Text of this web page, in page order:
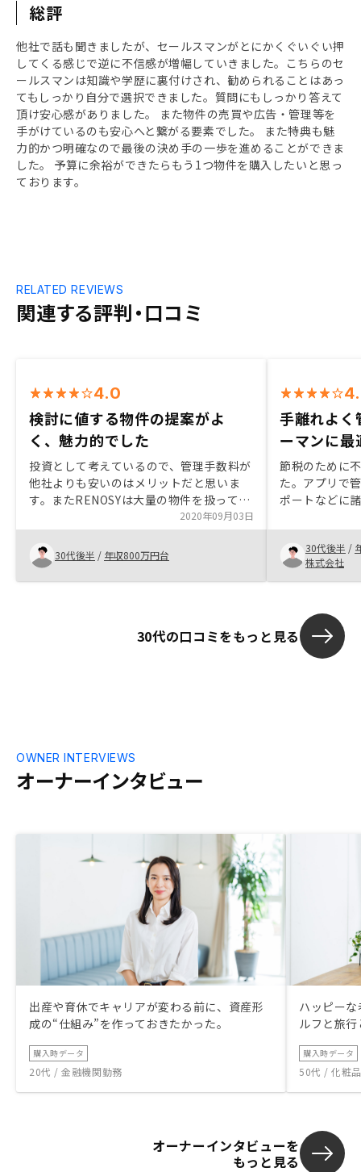
総評
他社で話も聞きましたが、セールスマンがとにかくぐいぐい押
してくる感じで逆に不信感が増幅していきました。こちらのセ
ールスマンは知識や学歴に裏付けされ、勧められることはあっ
てもしっかり自分で選択できました。質問にもしっかり答えて
頂け安心感がありました。 また物件の売買や広告・管理等を
手がけているのも安心へと繋がる要素でした。 また特典も魅
力的かつ明確なので最後の決め手の一歩を進めることができま
した。 予算に余裕ができたらもう1つ物件を購入したいと思っ
ております。
関連する評判・口コミ
RELATED REVIEWS
4.0
検討に値する物件の提案がよ
く、魅力的でした
投資として考えているので、管理手数料が
他社よりも安いのはメリットだと思いま
す。またRENOSYは大量の物件を扱ってい
る為、提案してもらった物件の条件は検討
に値するものが多かった印象があります。
2020年09月03日
30代後半 / 年収800万円台
手離れよく
ーマンに最
節税のために
た。アプリで
ポートなどに
事に忙殺され
最適な購入だ
30代後半 /
株式会社
30代の口コミをもっと見る
オーナーインタビュー
OWNER INTERVIEWS
出産や育休でキャリアが変わる前に、資産形
成の“仕組み”を作っておきたかった。
購入時データ
20代 / 金融機関勤務
ハッピー
ルフと旅
購入時データ
50代 / 化粧
オーナーインタビューを
もっと見る